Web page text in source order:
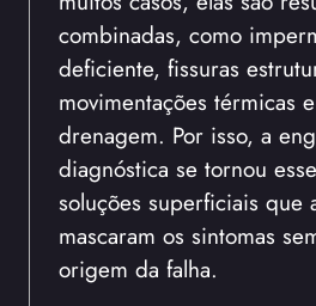
combinadas, como
deficiente, fissuras
movimentações térmicas
drenagem. Por isso, a
diagnóstica se tornou
soluções superficiais que
mascaram os sintomas
origem da falha.